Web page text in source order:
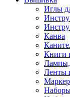
Иглы
Канва
Книги
Ленты